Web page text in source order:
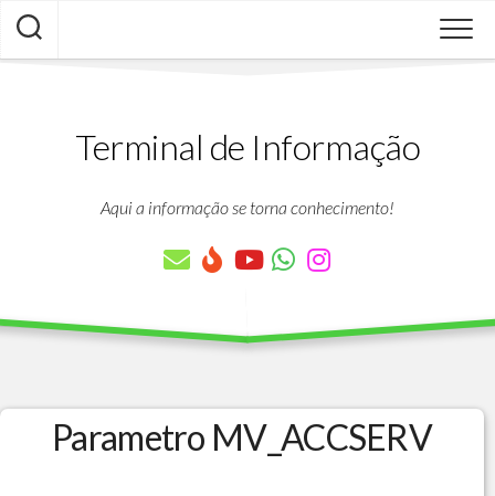
Skip
content
Terminal de Informação
Aqui a informação se torna conhecimento!
Parametro MV_ACCSERV